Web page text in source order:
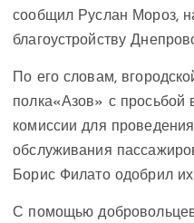
сообщил Руслан Мороз,
благоустройству
По его словам,
полка«Азов» с просьбой
комиссии для
обслуживания
Борис Филато одобрил
С помощью